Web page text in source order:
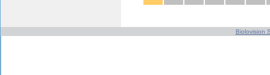
Biolovision